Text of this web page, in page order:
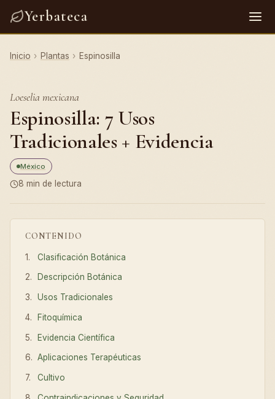
Yerbateca
Inicio › Plantas › Espinosilla
Loeselia mexicana
Espinosilla: 7 Usos
Tradicionales + Evidencia
México
8 min de lectura
CONTENIDO
Clasificación Botánica
Descripción Botánica
Usos Tradicionales
Fitoquímica
Evidencia Científica
Aplicaciones Terapéuticas
Cultivo